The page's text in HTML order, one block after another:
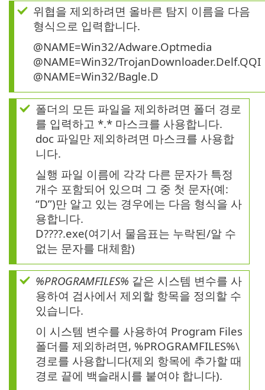
위협을 제외하려면 올바른 탐지 이름을 다음
형식으로 입력합니다.
@NAME=Win32/Adware.Optmedia
@NAME=Win32/TrojanDownloader.Delf.QQI
@NAME=Win32/Bagle.D
폴더의 모든 파일을 제외하려면 폴더 경로
를 입력하고 *.* 마스크를 사용합니다.
doc 파일만 제외하려면 마스크를 사용합
니다.
실행 파일 이름에 각각 다른 문자가 특정
개수 포함되어 있으며 그 중 첫 문자(예:
“D”)만 알고 있는 경우에는 다음 형식을 사
용합니다.
D????.exe(여기서 물음표는 누락된/알 수
없는 문자를 대체함)
%PROGRAMFILES% 같은 시스템 변수를 사
용하여 검사에서 제외할 항목을 정의할 수
있습니다.
이 시스템 변수를 사용하여 Program Files
폴더를 제외하려면, %PROGRAMFILES%\
경로를 사용합니다(제외 항목에 추가할 때
경로 끝에 백슬래시를 붙여야 합니다).